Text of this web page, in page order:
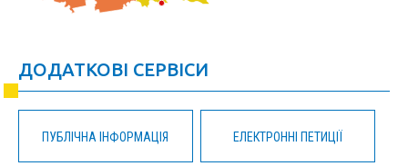
ДОДАТКОВІ СЕРВІСИ
ПУБЛІЧНА ІНФОРМАЦІЯ ЕЛЕКТРОННІ ПЕТИЦІЇ